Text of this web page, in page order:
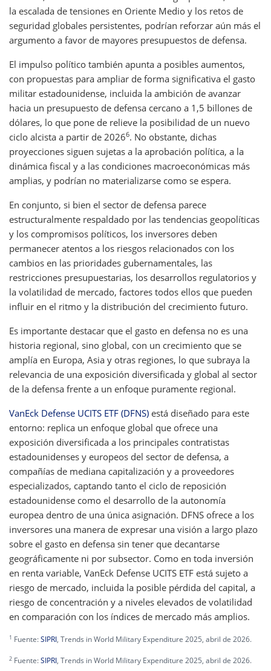
la escalada de tensiones en Oriente Medio y los retos de
seguridad globales persistentes, podrían reforzar aún más el
argumento a favor de mayores presupuestos de defensa.
El impulso político también apunta a posibles aumentos,
con propuestas para ampliar de forma significativa el gasto
militar estadounidense, incluida la ambición de avanzar
hacia un presupuesto de defensa cercano a 1,5 billones de
dólares, lo que pone de relieve la posibilidad de un nuevo
ciclo alcista a partir de 20266. No obstante, dichas
proyecciones siguen sujetas a la aprobación política, a la
dinámica fiscal y a las condiciones macroeconómicas más
amplias, y podrían no materializarse como se espera.
En conjunto, si bien el sector de defensa parece
estructuralmente respaldado por las tendencias geopolíticas
y los compromisos políticos, los inversores deben
permanecer atentos a los riesgos relacionados con los
cambios en las prioridades gubernamentales, las
restricciones presupuestarias, los desarrollos regulatorios y
la volatilidad de mercado, factores todos ellos que pueden
influir en el ritmo y la distribución del crecimiento futuro.
Es importante destacar que el gasto en defensa no es una
historia regional, sino global, con un crecimiento que se
amplía en Europa, Asia y otras regiones, lo que subraya la
relevancia de una exposición diversificada y global al sector
de la defensa frente a un enfoque puramente regional.
VanEck Defense UCITS ETF (DFNS) está diseñado para este
entorno: replica un enfoque global que ofrece una
exposición diversificada a los principales contratistas
estadounidenses y europeos del sector de defensa, a
compañías de mediana capitalización y a proveedores
especializados, captando tanto el ciclo de reposición
estadounidense como el desarrollo de la autonomía
europea dentro de una única asignación. DFNS ofrece a los
inversores una manera de expresar una visión a largo plazo
sobre el gasto en defensa sin tener que decantarse
geográficamente ni por subsector. Como en toda inversión
en renta variable, VanEck Defense UCITS ETF está sujeto a
riesgo de mercado, incluida la posible pérdida del capital, a
riesgo de concentración y a niveles elevados de volatilidad
en comparación con los índices de mercado más amplios.
1 Fuente:SIPRI, Trends in World Military Expenditure 2025, abril de 2026.
2 Fuente:SIPRI, Trends in World Military Expenditure 2025, abril de 2026.